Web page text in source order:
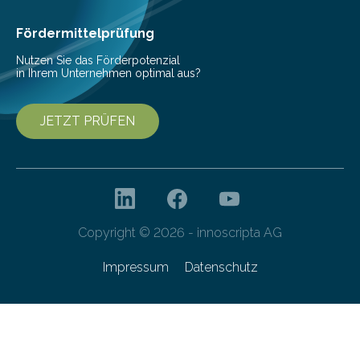
Cyberagentur ihren 5. Geburtstag. Zahlreiche Gäste…
Fördermittelprüfung
Nutzen Sie das Förderpotenzial
in Ihrem Unternehmen optimal aus?
JETZT PRÜFEN
Copyright © 2026 - innoscripta AG
Impressum Datenschutz